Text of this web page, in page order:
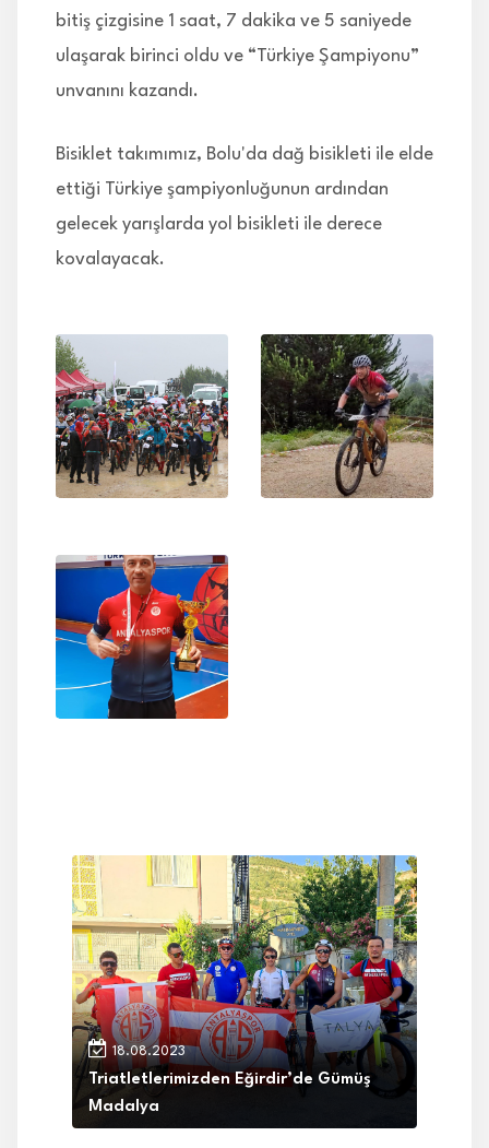
bitiş çizgisine 1 saat, 7 dakika ve 5 saniyede
ulaşarak birinci oldu ve “Türkiye Şampiyonu”
unvanını kazandı.
Bisiklet takımımız, Bolu'da dağ bisikleti ile elde
ettiği Türkiye şampiyonluğunun ardından
gelecek yarışlarda yol bisikleti ile derece
kovalayacak.
18.08.2023
Triatletlerimizden Eğirdir’de Gümüş
Madalya